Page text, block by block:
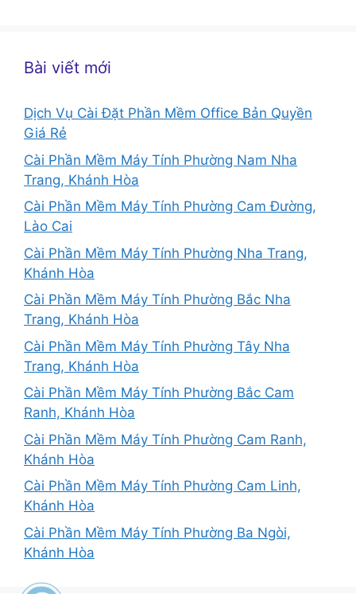
Bài viết mới
Dịch Vụ Cài Đặt Phần Mềm Office Bản Quyền
Giá Rẻ
Cài Phần Mềm Máy Tính Phường Nam Nha
Trang, Khánh Hòa
Cài Phần Mềm Máy Tính Phường Cam Đường,
Lào Cai
Cài Phần Mềm Máy Tính Phường Nha Trang,
Khánh Hòa
Cài Phần Mềm Máy Tính Phường Bắc Nha
Trang, Khánh Hòa
Cài Phần Mềm Máy Tính Phường Tây Nha
Trang, Khánh Hòa
Cài Phần Mềm Máy Tính Phường Bắc Cam
Ranh, Khánh Hòa
Cài Phần Mềm Máy Tính Phường Cam Ranh,
Khánh Hòa
Cài Phần Mềm Máy Tính Phường Cam Linh,
Khánh Hòa
Cài Phần Mềm Máy Tính Phường Ba Ngòi,
Khánh Hòa